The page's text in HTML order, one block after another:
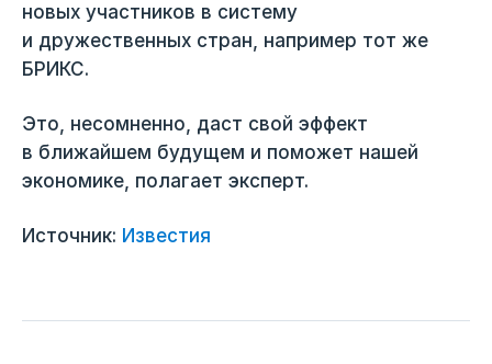
новых участников в систему
и дружественных стран, например тот же
БРИКС.
Это, несомненно, даст свой эффект
в ближайшем будущем и поможет нашей
экономике, полагает эксперт.
Источник: Известия